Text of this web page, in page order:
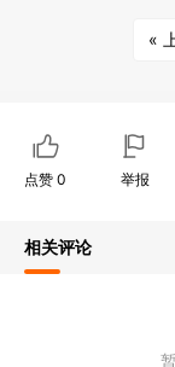
«
点赞 0 举报
相关评论